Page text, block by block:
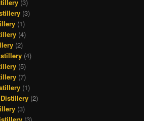
(3)
(3)
(1)
(4)
(2)
(4)
(5)
(7)
(1)
(2)
(3)